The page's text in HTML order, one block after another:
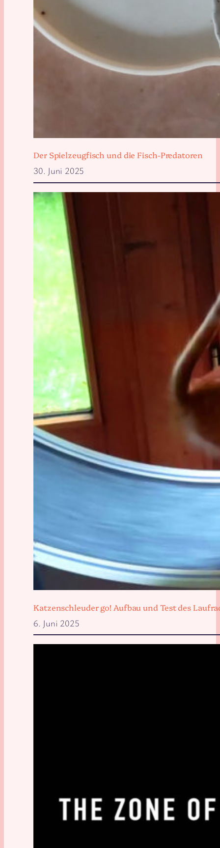
Der Spielzeugfisch und die Fisch-Predatoren
30. Juni 2025
Katzenschleuder go! Aufbau und Test des
6. Juni 2025